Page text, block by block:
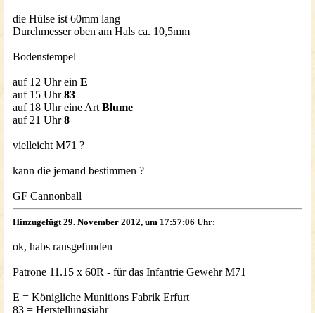
die Hülse ist 60mm lang
Durchmesser oben am Hals ca. 10,5mm
Bodenstempel
auf 12 Uhr ein E
auf 15 Uhr83
auf 18 Uhr eine Art Blume
auf 21 Uhr8
vielleicht M71 ?
kann die jemand bestimmen ?
GF Cannonball
Hinzugefügt 29. November 2012, um 17:57:06 Uhr:
ok, habs rausgefunden
Patrone 11.15 x 60R - für das Infantrie Gewehr M71
E = Königliche Munitions Fabrik Erfurt
83 = Herstellungsjahr